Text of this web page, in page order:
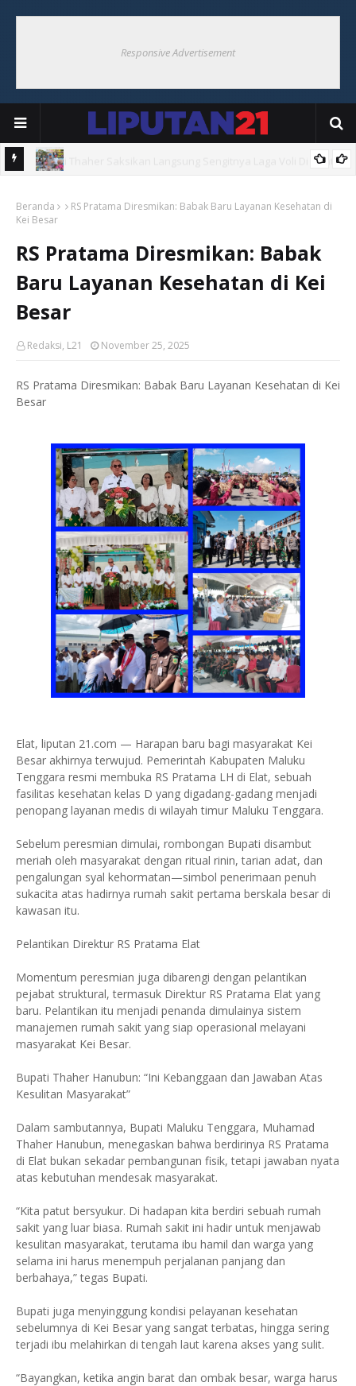
Responsive Advertisement
Warga
Beranda
RS Pratama Diresmikan: Babak Baru Layanan Kesehatan di
Kei Besar
RS Pratama Diresmikan: Babak
Baru Layanan Kesehatan di Kei
Besar
Redaksi, L21 November 25, 2025
RS Pratama Diresmikan: Babak Baru Layanan Kesehatan di Kei
Besar
Elat, liputan 21.com — Harapan baru bagi masyarakat Kei
Besar akhirnya terwujud. Pemerintah Kabupaten Maluku
Tenggara resmi membuka RS Pratama LH di Elat, sebuah
fasilitas kesehatan kelas D yang digadang-gadang menjadi
penopang layanan medis di wilayah timur Maluku Tenggara.
Sebelum peresmian dimulai, rombongan Bupati disambut
meriah oleh masyarakat dengan ritual rinin, tarian adat, dan
pengalungan syal kehormatan—simbol penerimaan penuh
sukacita atas hadirnya rumah sakit pertama berskala besar di
kawasan itu.
Pelantikan Direktur RS Pratama Elat
Momentum peresmian juga dibarengi dengan pelantikan
pejabat struktural, termasuk Direktur RS Pratama Elat yang
baru. Pelantikan itu menjadi penanda dimulainya sistem
manajemen rumah sakit yang siap operasional melayani
masyarakat Kei Besar.
Bupati Thaher Hanubun: “Ini Kebanggaan dan Jawaban Atas
Kesulitan Masyarakat”
Dalam sambutannya, Bupati Maluku Tenggara, Muhamad
Thaher Hanubun, menegaskan bahwa berdirinya RS Pratama
di Elat bukan sekadar pembangunan fisik, tetapi jawaban nyata
atas kebutuhan mendesak masyarakat.
“Kita patut bersyukur. Di hadapan kita berdiri sebuah rumah
sakit yang luar biasa. Rumah sakit ini hadir untuk menjawab
kesulitan masyarakat, terutama ibu hamil dan warga yang
selama ini harus menempuh perjalanan panjang dan
berbahaya,” tegas Bupati.
Bupati juga menyinggung kondisi pelayanan kesehatan
sebelumnya di Kei Besar yang sangat terbatas, hingga sering
terjadi ibu melahirkan di tengah laut karena akses yang sulit.
“Bayangkan, ketika angin barat dan ombak besar, warga harus